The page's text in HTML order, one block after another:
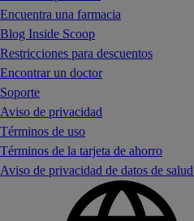
Encuentra una farmacia
Blog Inside Scoop
Restricciones para descuentos
Encontrar un doctor
Soporte
Aviso de privacidad
Términos de uso
Términos de la tarjeta de ahorro
Aviso de privacidad de datos de